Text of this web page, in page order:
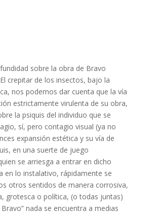
sobre la obra de Bravo
crepitar de los insectos, bajo la
nos podemos dar cuenta que la vía
estrictamente virulenta de su obra,
la psiquis del individuo que se
sí, pero contagio visual (ya no
expansión estética y su vía de
en una suerte de juego
se arriesga a entrar en dicho
en lo instalativo, rápidamente se
otros sentidos de manera corrosiva,
grotesca o política, (o todas juntas)
nada se encuentra a medias